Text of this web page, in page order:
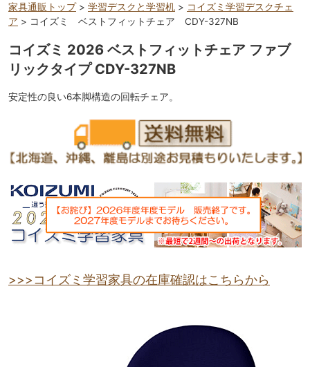
家具通販トップ> 学習デスクと学習机 > コイズミ学習デスクチェ
ア > コイズミ ベストフィットチェア CDY-327NB
コイズミ 2026 ベストフィットチェア ファブ
リックタイプ CDY-327NB
安定性の良い6本脚構造の回転チェア。
>>>コイズミ学習家具の在庫確認はこちらから